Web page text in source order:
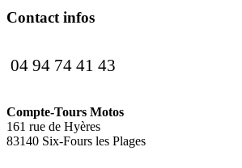
Contact infos
04 94 74 41 43
Compte-Tours Motos
161 rue de Hyères
83140 Six-Fours les Plages